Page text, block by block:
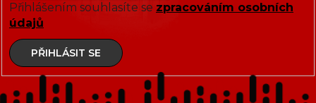
Přihlášením souhlasíte se zpracováním osobních
údajů
PŘIHLÁSIT SE